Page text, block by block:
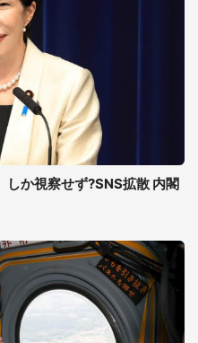
か視察せず?SNS拡散 内閣